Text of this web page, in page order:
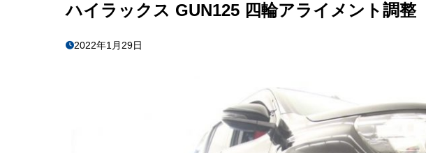
ハイラックス GUN125 四輪アライメント調整
2022年1月29日